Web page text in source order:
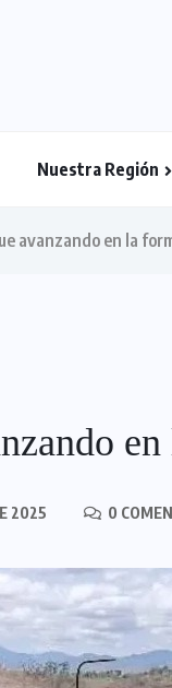
Nuestra Región
avanzando en la
2025 0